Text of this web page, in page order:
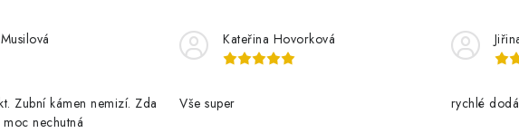
Zubní kámen nemizí. Zda
moc nechutná
Kateřina Hovorková
Vše super rychlé